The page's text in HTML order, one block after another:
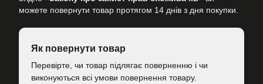
можете повернути товар протягом 14 днів з дня покупки.
Як повернути товар
Перевірте, чи товар підлягає поверненню і чи
виконуються всі умови повернення товару.